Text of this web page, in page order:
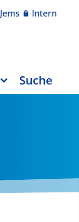
Jems Intern
Suche